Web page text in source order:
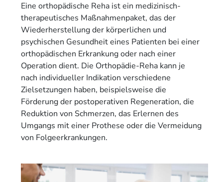
Eine orthopädische Reha ist ein medizinisch-
therapeutisches Maßnahmenpaket, das der
Wiederherstellung der körperlichen und
psychischen Gesundheit eines Patienten bei einer
orthopädischen Erkrankung oder nach einer
Operation dient. Die Orthopädie-Reha kann je
nach individueller Indikation verschiedene
Zielsetzungen haben, beispielsweise die
Förderung der postoperativen Regeneration, die
Reduktion von Schmerzen, das Erlernen des
Umgangs mit einer Prothese oder die Vermeidung
von Folgeerkrankungen.